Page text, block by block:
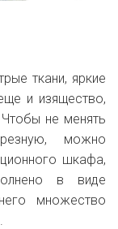
ткани, яркие
и изящество,
не менять
можно
шкафа,
в виде
множество